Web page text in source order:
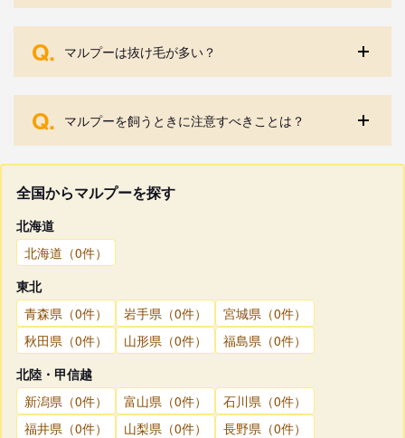
Q. マルプーは抜け毛が多い？
Q. マルプーを飼うときに注意すべきことは？
全国からマルプーを探す
北海道
北海道（0件）
東北
青森県（0件）
岩手県（0件）
宮城県（0件）
秋田県（0件）
山形県（0件）
福島県（0件）
北陸・甲信越
新潟県（0件）
富山県（0件）
石川県（0件）
福井県（0件）
山梨県（0件）
長野県（0件）